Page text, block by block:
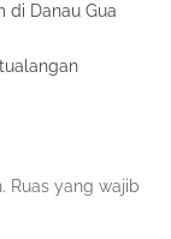
di Danau Gua
Ruas yang wajib